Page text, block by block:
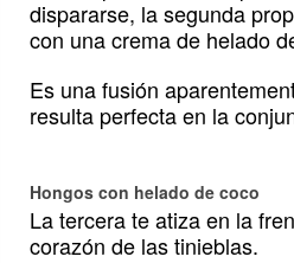
dispararse, la segunda
con una crema de helado
Es una fusión
resulta perfecta en la
Hongos con helado de coco
La tercera te atiza en la
corazón de las tinieblas.